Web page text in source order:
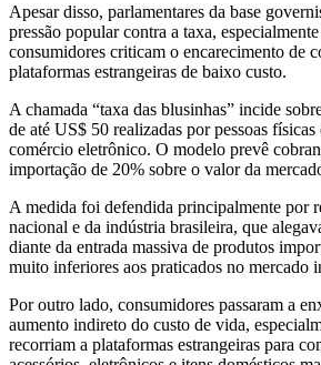
Apesar disso, parlamentares da base
pressão popular contra a taxa,
consumidores criticam o encarecimento de
plataformas estrangeiras de baixo custo.
A chamada “taxa das blusinhas” incide
de até US$ 50 realizadas por pessoas
comércio eletrônico. O modelo prevê
importação de 20% sobre o valor da
A medida foi defendida principalmente por
nacional e da indústria brasileira, que
diante da entrada massiva de produtos
muito inferiores aos praticados no mercado
Por outro lado, consumidores passaram a
aumento indireto do custo de vida,
recorriam a plataformas estrangeiras para